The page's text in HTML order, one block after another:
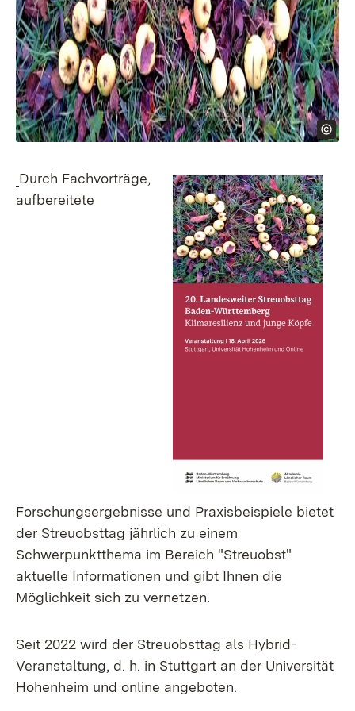
Durch Fachvorträge,
aufbereitete
Forschungsergebnisse und Praxisbeispiele bietet
der Streuobsttag jährlich zu einem
Schwerpunktthema im Bereich "Streuobst"
aktuelle Informationen und gibt Ihnen die
Möglichkeit sich zu vernetzen.
Seit 2022 wird der Streuobsttag als Hybrid-
Veranstaltung, d. h. in Stuttgart an der Universität
Hohenheim und online angeboten.